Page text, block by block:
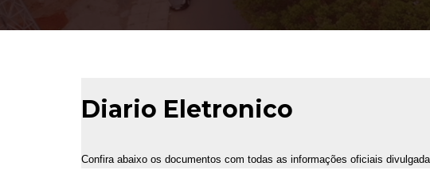
Diario Eletronico
Confira abaixo os documentos com todas as informações oficiais